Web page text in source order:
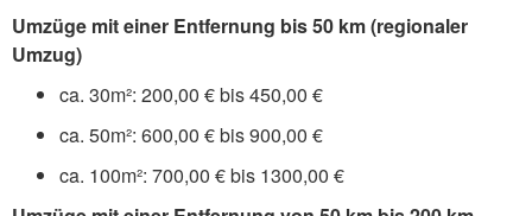
Umzüge mit einer Entfernung bis 50 km (regionaler
Umzug)
ca. 30m²: 200,00 € bis 450,00 €
ca. 50m²: 600,00 € bis 900,00 €
ca. 100m²: 700,00 € bis 1300,00 €